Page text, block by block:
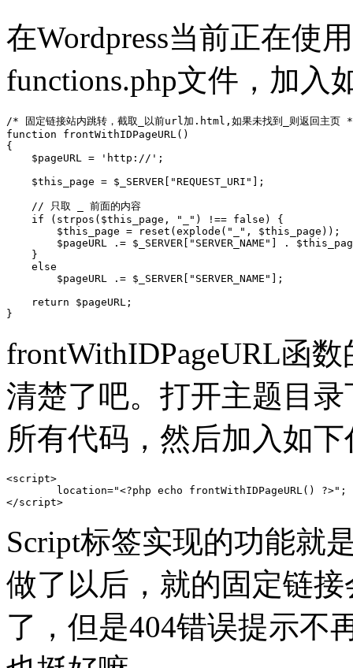
在Wordpress当前正在使
functions.php文件，加入
/* 固定链接站内跳转，截取_以前url加.html,如果未找到_则返回主页
function frontWithIDPageURL()
{
    $pageURL = 'http://';
    $this_page = $_SERVER["REQUEST_URI"];
    // 只取 _ 前面的内容
    if (strpos($this_page, "_") !== false) {
        $this_page = reset(explode("_", $this_page));
$pageURL .= $_SERVER["SERVER_NAME"] .
    }
    else
    return $pageURL;
}
frontWithIDPageURL函
清楚了吧。打开主题目
所有代码，然后加入如
<script>
</script>
Script标签实现的功能就
做了以后，就的固定链
了，但是404错误提示不